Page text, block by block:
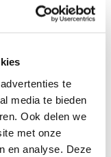
te
media te bieden
Ook delen we
met onze
en analyse. Deze